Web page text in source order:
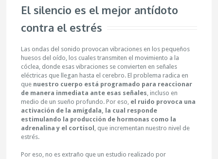
El silencio es el mejor antídoto
contra el estrés
Las ondas del sonido provocan vibraciones en los pequeños
huesos del oído, los cuales transmiten el movimiento a la
cóclea, donde esas vibraciones se convierten en señales
eléctricas que llegan hasta el cerebro. El problema radica en
que nuestro cuerpo está programado para reaccionar
de manera inmediata ante esas señales, incluso en
medio de un sueño profundo. Por eso, el ruido provoca una
activación de la amígdala, la cual responde
estimulando la producción de hormonas como la
adrenalina y el cortisol , que incrementan nuestro nivel de
estrés.
Por eso, no es extraño que un estudio realizado por